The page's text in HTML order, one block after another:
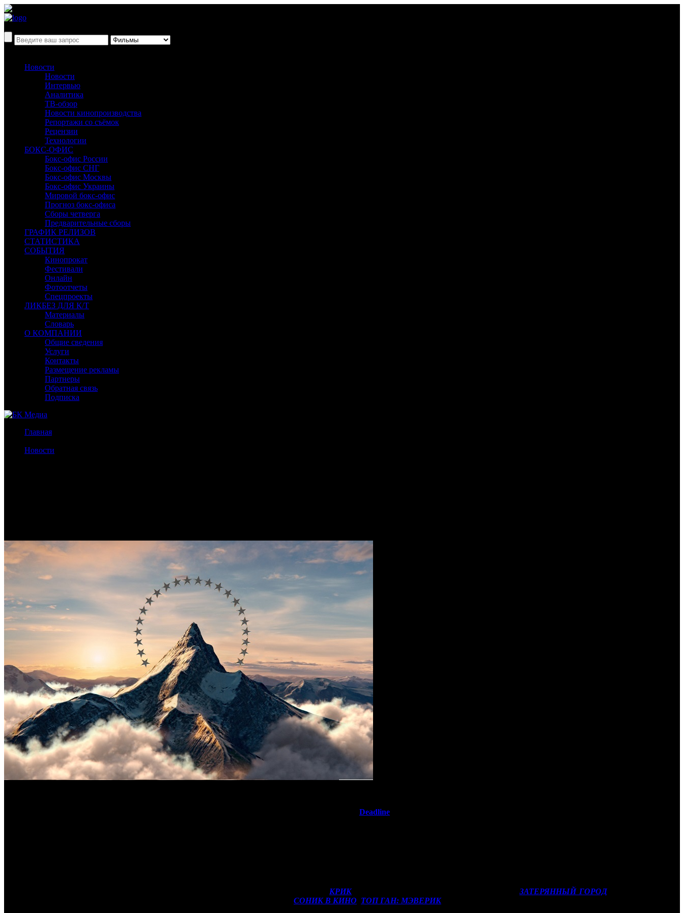
Новости
Новости
Интервью
Аналитика
ТВ-обзор
Новости кинопроизводства
Репортажи со съёмок
Рецензии
Технологии
БОКС-ОФИС
Бокс-офис России
Бокс-офис СНГ
Бокс-офис Москвы
Бокс-офис Украины
Мировой бокс-офис
Прогноз бокс-офиса
Сборы четверга
Предварительные сборы
ГРАФИК РЕЛИЗОВ
СТАТИСТИКА
СОБЫТИЯ
Кинопрокат
Фестивали
Онлайн
Фотоотчеты
Спецпроекты
ЛИКБЕЗ ДЛЯ К/Т
Материалы
Словарь
О КОМПАНИИ
Общие сведения
Услуги
Контакты
Размещение рекламы
Партнеры
Обратная связь
Подписка
Главная
Новости
Deadline
КРИКот студии Spyglass, приключенческий фильм ЗАТЕРЯННЫЙ ГОРОД
СОНИК В КИНО ТОП ГАН: МЭВЕРИКи